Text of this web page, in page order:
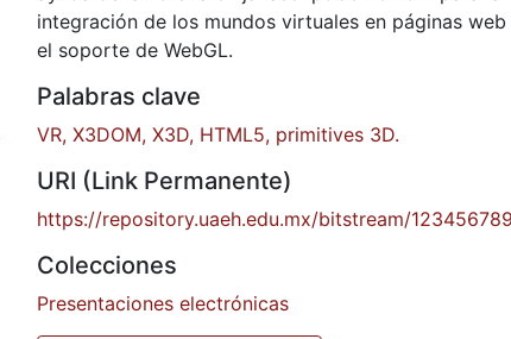
integración de los mundos virtuales en páginas web
el soporte de WebGL.
Palabras clave
VR, X3DOM, X3D, HTML5, primitives 3D.
URI (Link Permanente)
https://repository.uaeh.edu.mx/bitstream/
Colecciones
Presentaciones electrónicas